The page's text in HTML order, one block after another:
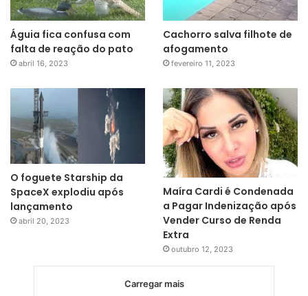
Águia fica confusa com
falta de reação do pato
abril 16, 2023
Cachorro salva filhote de
afogamento
fevereiro 11, 2023
O foguete Starship da
SpaceX explodiu após
lançamento
abril 20, 2023
Maíra Cardi é Condenada
a Pagar Indenização após
Vender Curso de Renda
Extra
outubro 12, 2023
Carregar mais